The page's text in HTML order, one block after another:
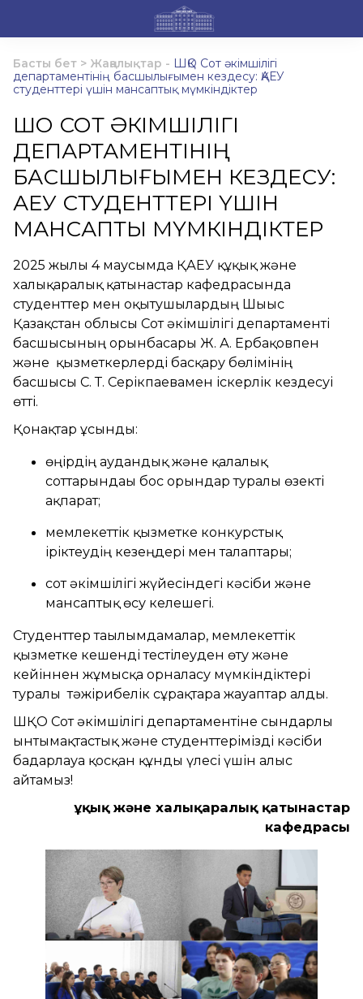
Басты бет > Жаңалықтар - ШҚО Сот әкімшілігі
департаментінің басшылығымен кездесу: ҚАЕУ
студенттері үшін мансаптық мүмкіндіктер
ШҚО СОТ ӘКІМШІЛІГІ
ДЕПАРТАМЕНТІНІҢ
БАСШЫЛЫҒЫМЕН КЕЗДЕСУ:
ҚАЕУ СТУДЕНТТЕРІ ҮШІН
МАНСАПТЫҚ МҮМКІНДІКТЕР
2025 жылғы 4 маусымда ҚАЕУ құқық және
халықаралық қатынастар кафедрасында
студенттер мен оқытушылардың Шығыс
Қазақстан облысы Сот әкімшілігі департаменті
басшысының орынбасары Ж. А. Ербақовпен
және қызметкерлерді басқару бөлімінің
басшысы С. Т. Серікпаевамен іскерлік кездесуі
өтті.
Қонақтар ұсынды:
өңірдің аудандық және қалалық
соттарындағы бос орындар туралы өзекті
ақпарат;
мемлекеттік қызметке конкурстық
іріктеудің кезеңдері мен талаптары;
сот әкімшілігі жүйесіндегі кәсіби және
мансаптық өсу келешегі.
Студенттер тағылымдамалар, мемлекеттік
қызметке кешенді тестілеуден өту және
кейіннен жұмысқа орналасу мүмкіндіктері
туралы тәжірибелік сұрақтарға жауаптар алды.
ШҚО Сот әкімшілігі департаментіне сындарлы
ынтымақтастық және студенттерімізді кәсіби
бағдарлауға қосқан құнды үлесі үшін алғыс
айтамыз!
Құқық және халықаралық қатынастар
кафедрасы